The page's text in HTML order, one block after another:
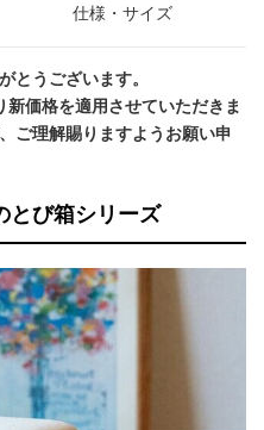
仕様・サイズ
とうございます。
価格を適用させていただきま
ご理解賜りますようお願い申
とび箱シリーズ